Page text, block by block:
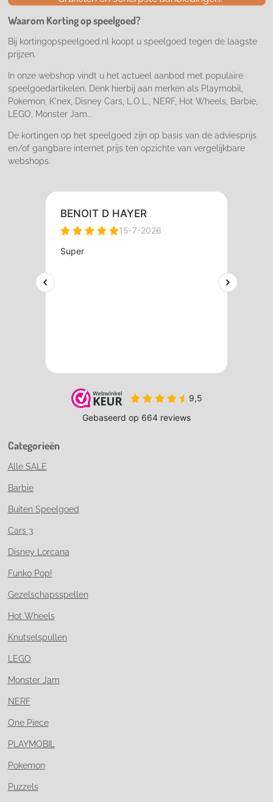
o
k
g
r
a
m
k
Waarom Korting op speelgoed?
Bij kortingopspeelgoed.nl koopt u speelgoed tegen de laagste
prijzen.
In onze webshop vindt u het actueel aanbod met populaire
speelgoedartikelen. Denk hierbij aan merken als Playmobil,
Pokemon, K'nex, Disney Cars, L.O.L., NERF, Hot Wheels, Barbie,
LEGO, Monster Jam...
De kortingen op het speelgoed zijn op basis van de adviesprijs
en/of gangbare internet prijs ten opzichte van vergelijkbare
webshops.
Categorieën
Alle SALE
Barbie
Buiten Speelgoed
Cars 3
Disney Lorcana
Funko Pop!
Gezelschapsspellen
Hot Wheels
Knutselspullen
LEGO
Monster Jam
NERF
One Piece
PLAYMOBIL
Pokemon
Puzzels